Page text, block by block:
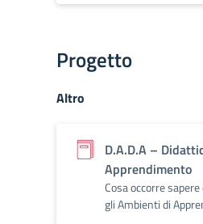
Progetto
Altro
D.A.D.A –
Apprendimento
Cosa occorre
gli Ambienti di